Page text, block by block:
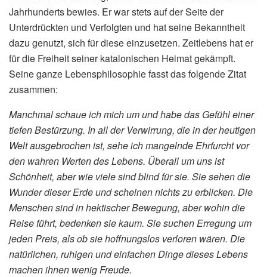
Jahrhunderts bewies. Er war stets auf der Seite der
Unterdrückten und Verfolgten und hat seine Bekanntheit
dazu genutzt, sich für diese einzusetzen. Zeitlebens hat er
für die Freiheit seiner katalonischen Heimat gekämpft.
Seine ganze Lebensphilosophie fasst das folgende Zitat
zusammen:
Manchmal schaue ich mich um und habe das Gefühl einer
tiefen Bestürzung. In all der Verwirrung, die in der heutigen
Welt ausgebrochen ist, sehe ich mangelnde Ehrfurcht vor
den wahren Werten des Lebens. Überall um uns ist
Schönheit, aber wie viele sind blind für sie. Sie sehen die
Wunder dieser Erde und scheinen nichts zu erblicken. Die
Menschen sind in hektischer Bewegung, aber wohin die
Reise führt, bedenken sie kaum. Sie suchen Erregung um
jeden Preis, als ob sie hoffnungslos verloren wären. Die
natürlichen, ruhigen und einfachen Dinge dieses Lebens
machen ihnen wenig Freude.